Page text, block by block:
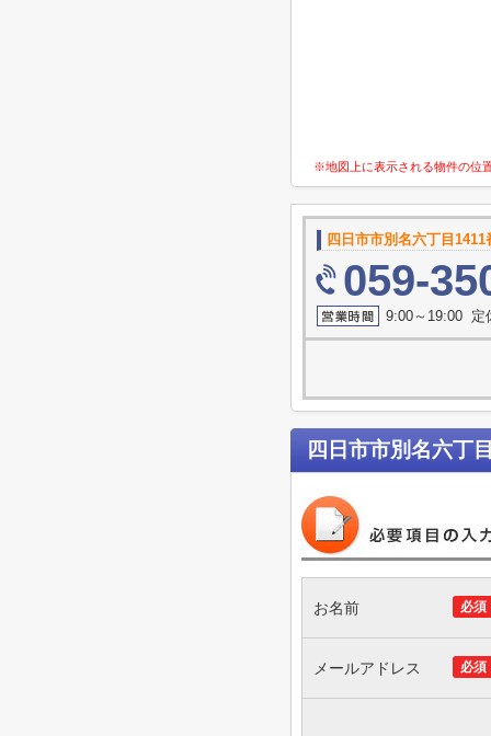
※地図上に表示される物件の位
四日市市別名六丁目1411
059-
9:00～19:00 定
四日市市別名六丁
必須
お名前
必須
メールアドレス